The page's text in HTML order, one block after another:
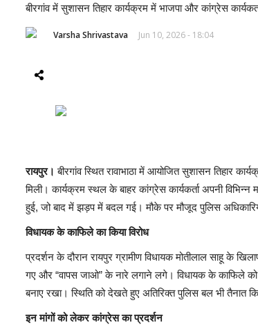
बीरगांव में सुशासन तिहार कार्यक्रम में भाजपा और कांग्रेस
Varsha Shrivastava Jun 10, 2026 - 18:04
रायपुर। बीरगांव स्थित रावाभाठा में आयोजित सुशासन तिहार
मिली। कार्यक्रम स्थल के बाहर कांग्रेस कार्यकर्ता अपनी
हुई, जो बाद में झड़प में बदल गई। मौके पर मौजूद पुलिस
विधायक के काफिले का किया विरोध
प्रदर्शन के दौरान रायपुर ग्रामीण विधायक मोतीलाल साहू के
गए और “वापस जाओ” के नारे लगाने लगे। विधायक के काफिले को
बनाए रखा। स्थिति को देखते हुए अतिरिक्त पुलिस बल भी तैनात
इन मांगों को लेकर कांग्रेस का प्रदर्शन